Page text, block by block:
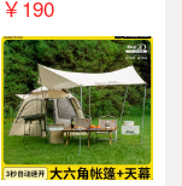
￥190